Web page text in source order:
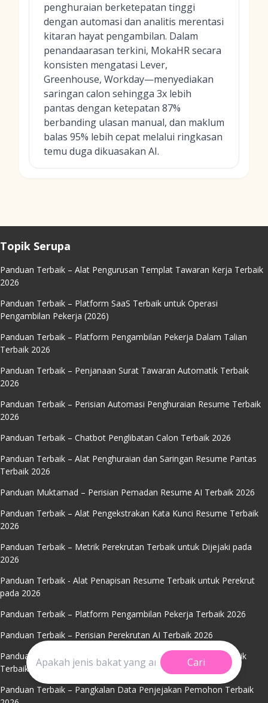
penghuraian berketepatan tinggi
dengan automasi dan analitis merentasi
kitaran hayat pengambilan. Dalam
penandaarasan terkini, MokaHR secara
konsisten mengatasi Lever,
Greenhouse, Workday—menyediakan
saringan calon sehingga 3x lebih
pantas dengan ketepatan 87%
berbanding ulasan manual, dan maklum
balas 95% lebih cepat melalui ringkasan
temu duga dikuasakan AI.
Cari
Topik Serupa
Panduan Terbaik – Alat Pengurusan Templat Tawaran Kerja Terbaik
2026
Panduan Terbaik – Platform SaaS Terbaik untuk Operasi
Pengambilan Pekerja (2026)
Panduan Terbaik – Platform Pengambilan Pekerja Dalam Talian
Terbaik 2026
Panduan Terbaik – Penjanaan Surat Tawaran Automatik Terbaik
2026
Panduan Terbaik – Perisian Automasi Penghuraian Resume Terbaik
2026
Panduan Terbaik – Chatbot Penglibatan Calon Terbaik 2026
Panduan Terbaik – Alat Penghuraian dan Saringan Resume Pantas
Terbaik 2026
Panduan Muktamad – Perisian Pemadan Resume AI Terbaik 2026
Panduan Terbaik – Alat Pengekstrakan Kata Kunci Resume Terbaik
2026
Panduan Terbaik – Metrik Perekrutan Terbaik untuk Dijejaki pada
2026
Panduan Terbaik - Alat Penapisan Resume Terbaik untuk Perekrut
pada 2026
Panduan Terbaik – Platform Pengambilan Pekerja Terbaik 2026
Panduan Terbaik – Perisian Perekrutan AI Terbaik 2026
Panduan Terbaik – Perisian Penjadualan Temu Duga Automatik
Terbaik 2026
Panduan Terbaik – Pangkalan Data Penjejakan Pemohon Terbaik